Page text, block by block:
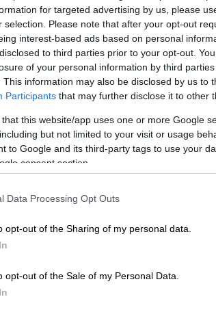
for targeted advertising by us, please
selection. Please note that after your opt-out
interest-based ads based on personal
to third parties prior to your opt-out.
of your personal information by third
This information may also be disclosed by us to
Participants that may further disclose it to other
that this website/app uses one or more Google
but not limited to your visit or usage
to Google and its third-party tags to use your
consent section.
Data Processing Opt Outs
opt-out of the Sharing of my personal data.
opt-out of the Sale of my Personal Data.
της
εντός έδρας ήττα της
μάθημα και στο δεύτερο παιχνίδι
χειρότεροι! Και δεν